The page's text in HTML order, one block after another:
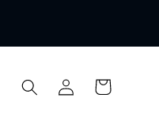
connecter
Panier
d'achat